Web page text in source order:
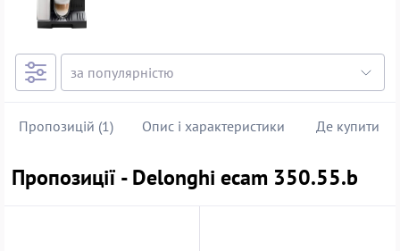
Пропозицій (1) Опис і характеристики Де купити
Пропозиції - Delonghi ecam 350.55.b